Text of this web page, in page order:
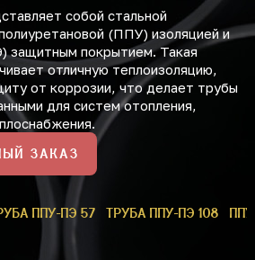
собой стальной
(ППУ) изоляцией и
защитным покрытием. Такая
отличную теплоизоляцию,
от коррозии, что делает трубы
для систем отопления,
ЗАКАЗ
ППУ-ПЭ 57 ТРУБА ППУ-ПЭ 108